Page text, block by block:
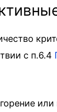
с п.6.4